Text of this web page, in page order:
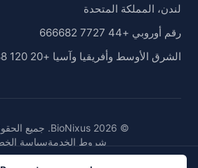
لندن، المملكة المتحدة
رقم أوروبي +44 7727 666682
الشرق الأوسط وأفريقيا وآسيا +20 120 688 2323
© 2026 BioNixus. جميع الحقوق محفوظة.
سياسةشروط الخدمة